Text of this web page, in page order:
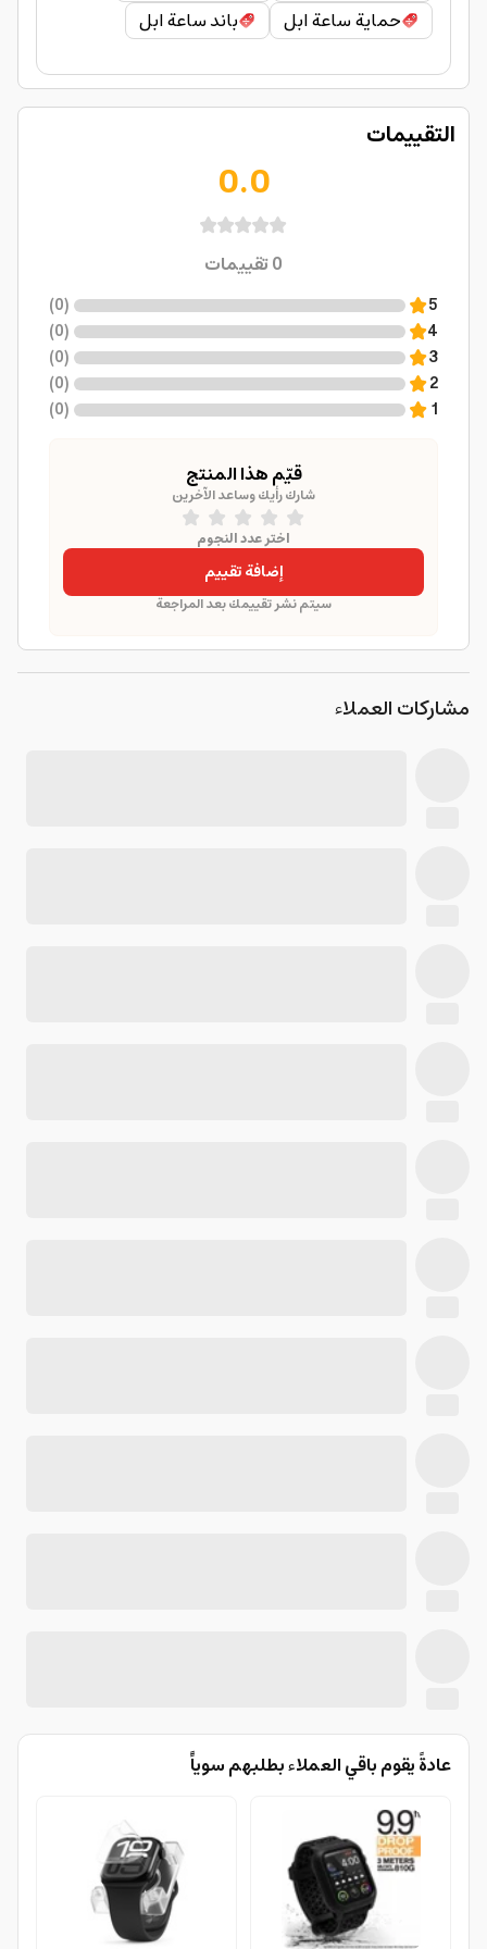
حماية ساعة ابل باند ساعة ابل
التقييمات
0.0
0تقييمات
5
(
0
)
4
(
0
)
3
(
0
)
2
(
0
)
1
(
0
)
قيّم هذا المنتج
شارك رأيك وساعد الآخرين
اختر عدد النجوم
إضافة تقييم
سيتم نشر تقييمك بعد المراجعة
مشاركات العملاء
عادةً يقوم باقي العملاء بطلبهم سوياًً